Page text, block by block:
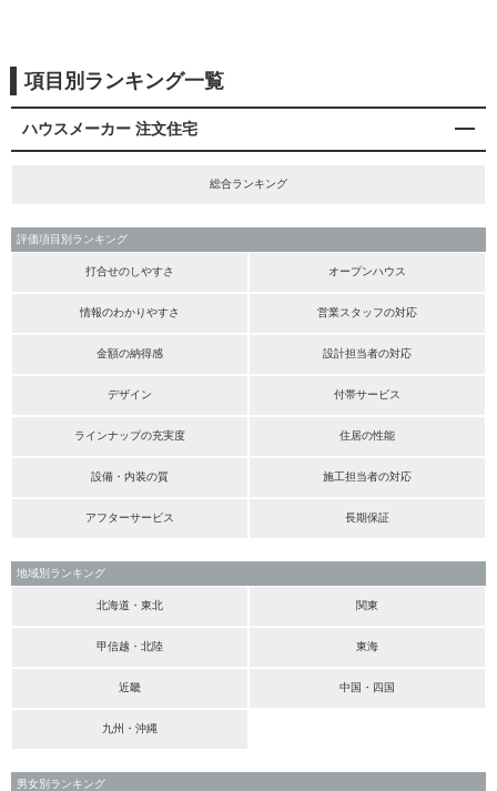
項目別ランキング一覧
ハウスメーカー 注文住宅
総合ランキング
評価項目別ランキング
打合せのしやすさ オープンハウス
情報のわかりやすさ 営業スタッフの対応
金額の納得感 設計担当者の対応
デザイン 付帯サービス
ラインナップの充実度 住居の性能
設備・内装の質 施工担当者の対応
アフターサービス 長期保証
地域別ランキング
北海道・東北 関東
甲信越・北陸 東海
近畿 中国・四国
九州・沖縄
男女別ランキング